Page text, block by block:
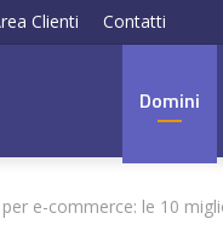
Clienti Contatti
Domini
e-commerce: le 10